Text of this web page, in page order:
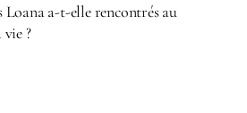
Loana a-t-elle rencontrés au
vie ?